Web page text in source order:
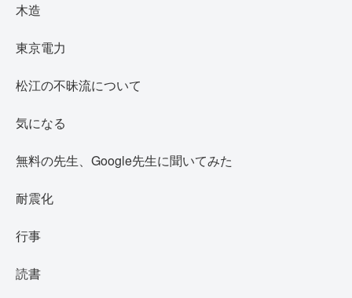
木造
東京電力
松江の不昧流について
気になる
無料の先生、Google先生に聞いてみた
耐震化
行事
読書